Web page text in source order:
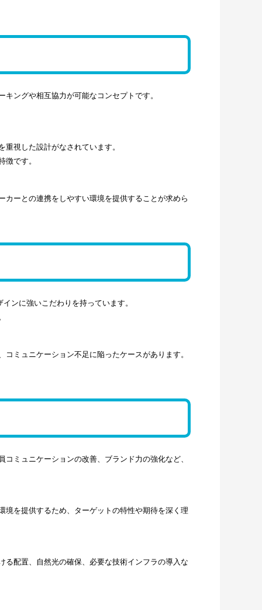
ングや相互協力が可能なコンセプトです。
視した設計がなされています。
です。
ーとの連携をしやすい環境を提供することが求めら
ンに強いこだわりを持っています。
ミュニケーション不足に陥ったケースがあります。
ミュニケーションの改善、ブランド力の強化など、
を提供するため、ターゲットの特性や期待を深く理
配置、自然光の確保、必要な技術インフラの導入な